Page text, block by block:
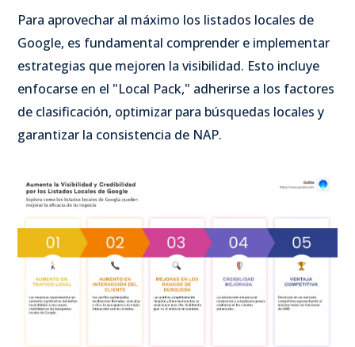
Para aprovechar al máximo los listados locales de
Google, es fundamental comprender e implementar
estrategias que mejoren la visibilidad. Esto incluye
enfocarse en el "Local Pack," adherirse a los factores
de clasificación, optimizar para búsquedas locales y
garantizar la consistencia de NAP.